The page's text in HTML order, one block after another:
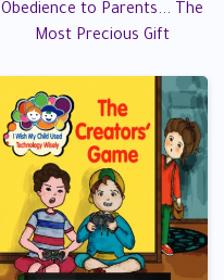
Obedience to Parents... The
Most Precious Gift